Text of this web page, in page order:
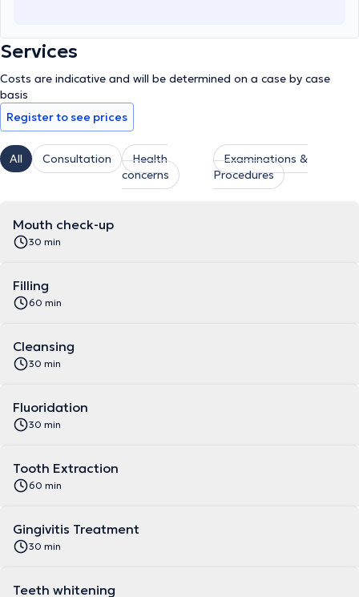
Services
Costs are indicative and will be determined on a case by case
basis
Register to see prices
All Consultation
Health
concerns
Examinations &
Procedures
Mouth check-up
30 min
Filling
60 min
Cleansing
30 min
Fluoridation
30 min
Tooth Extraction
60 min
Gingivitis Treatment
30 min
Teeth whitening